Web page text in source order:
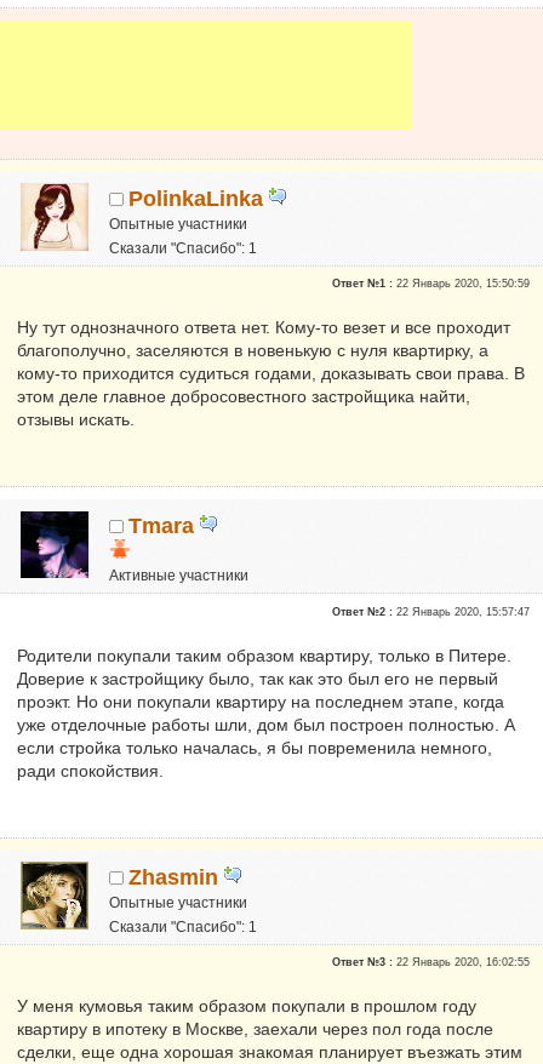
PolinkaLinka
Опытные участники
Сказали "Спасибо": 1
Репутация:0
Ответ №1 :22 Январь 2020, 15:50:59
Ну тут однозначного ответа нет. Кому-то везет и все проходит
благополучно, заселяются в новенькую с нуля квартирку, а
кому-то приходится судиться годами, доказывать свои права. В
этом деле главное добросовестного застройщика найти,
отзывы искать.
Tmara
Активные участники
Ответ №2 :22 Январь 2020, 15:57:47
Родители покупали таким образом квартиру, только в Питере.
Доверие к застройщику было, так как это был его не первый
проэкт. Но они покупали квартиру на последнем этапе, когда
уже отделочные работы шли, дом был построен полностью. А
если стройка только началась, я бы повременила немного,
ради спокойствия.
Zhasmin
Опытные участники
Сказали "Спасибо": 1
Репутация:0
Ответ №3 :22 Январь 2020, 16:02:55
У меня кумовья таким образом покупали в прошлом году
квартиру в ипотеку в Москве, заехали через пол года после
сделки, еще одна хорошая знакомая планирует въезжать этим